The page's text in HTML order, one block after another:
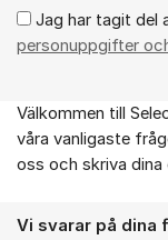
Jag har tagit del
personuppgifter
Om forumet
Välkommen till
våra vanligaste
oss och skriva dina
Vi svarar på dina